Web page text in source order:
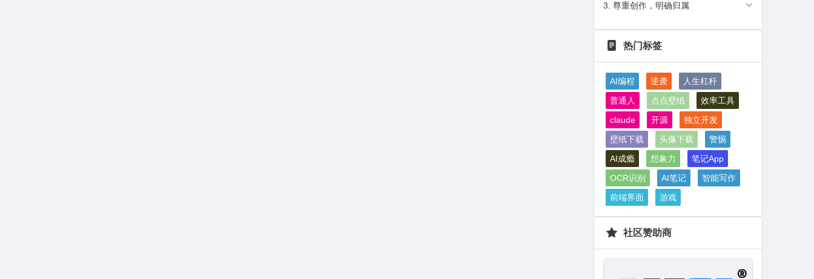
3. 尊重创作，明确归属
热门标签
AI编程 逆袭
人生杠杆
普通人
点点壁纸
效率工具
claude
开源
独立开发
壁纸下载
头像下载
警惕
AI成瘾
想象力
笔记App
OCR识别
AI笔记
智能写作
前端界面
游戏
社区赞助商